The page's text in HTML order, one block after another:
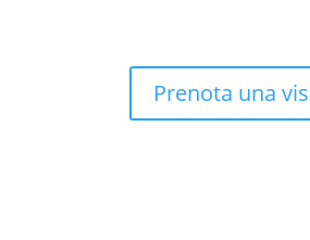
Prenota una